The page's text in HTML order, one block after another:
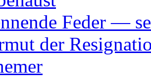
Feder —
der